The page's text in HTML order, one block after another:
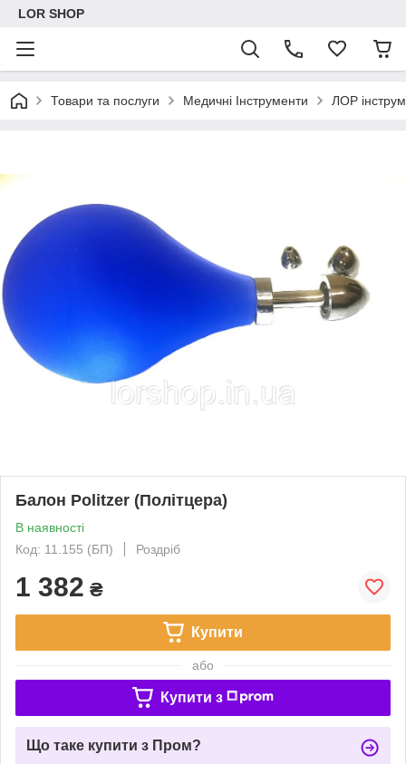
LOR SHOP
Товари та послуги Медичні Інструменти ЛОР
Балон Politzer (Політцера)
В наявності
Код: 11.155 (БП)
Роздріб
1 382 ₴
Купити
або
Купити з
Що таке купити з Пром?